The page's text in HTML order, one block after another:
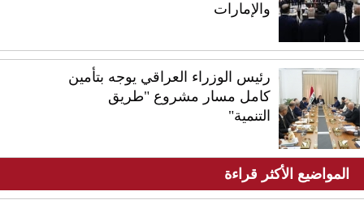
والإمارات
رئيس الوزراء العراقي يوجه بتأمين
كامل مسار مشروع "طريق
التنمية"
المواضيع الأكثر قراءة